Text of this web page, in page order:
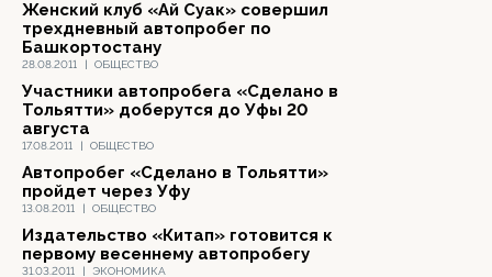
28.08.2011 | ОБЩЕСТВО
Женский клуб «Ай Суак» совершил
трехдневный автопробег по
Башкортостану
17.08.2011 | ОБЩЕСТВО
Участники автопробега «Сделано в
Тольятти» доберутся до Уфы 20
августа
13.08.2011 | ОБЩЕСТВО
Автопробег «Сделано в Тольятти»
пройдет через Уфу
31.03.2011 | ЭКОНОМИКА
Издательство «Китап» готовится к
первому весеннему автопробегу